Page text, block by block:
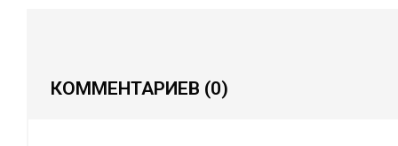
КОММЕНТАРИЕВ (0)